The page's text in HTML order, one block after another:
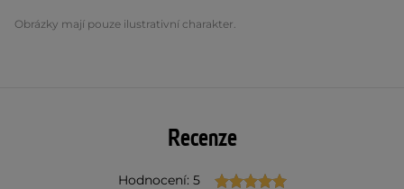
Obrázky mají pouze ilustrativní charakter.
Recenze
Hodnocení: 5